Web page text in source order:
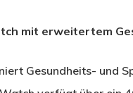
mit erweitertem
Gesundheits- und